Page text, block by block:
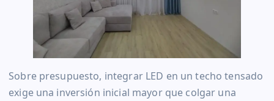
Sobre presupuesto, integrar LED en un techo tensado
exige una inversión inicial mayor que colgar una